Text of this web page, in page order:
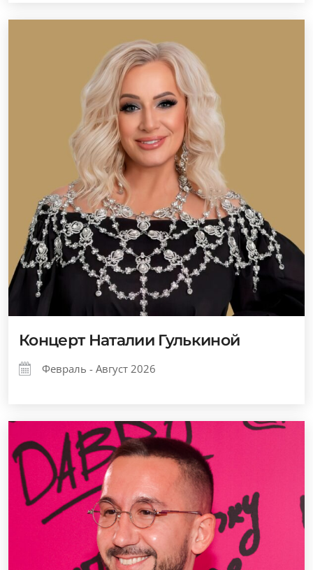
Концерт Наталии Гулькиной
Февраль - Август 2026